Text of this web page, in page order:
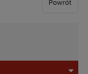
Powrót